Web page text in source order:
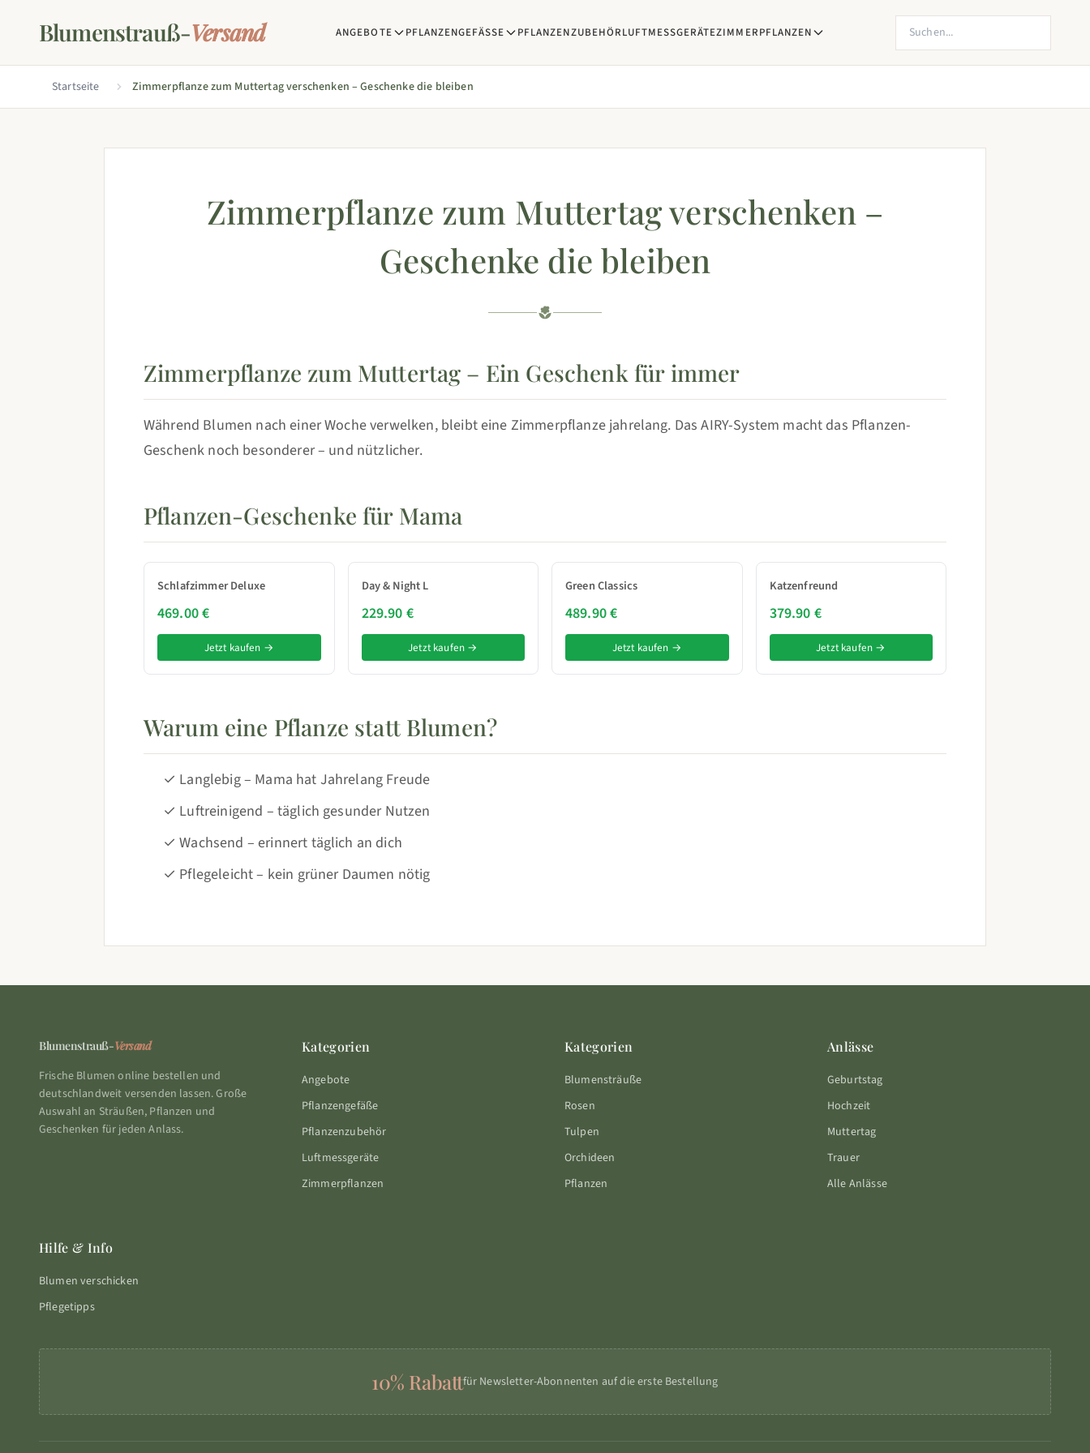
Blumenstrauß-Versand ANGEBOTE PFLANZENGEFÄSSE PFLANZENZUBEHÖRLUFTMESSGERÄTEZIMMERPFLANZEN Produkte suchen
Startseite Zimmerpflanze zum Muttertag verschenken – Geschenke die bleiben
Zimmerpflanze zum Muttertag verschenken –
Geschenke die bleiben
Zimmerpflanze zum Muttertag – Ein Geschenk für immer
Während Blumen nach einer Woche verwelken, bleibt eine Zimmerpflanze jahrelang. Das AIRY-System macht das Pflanzen-
Geschenk noch besonderer – und nützlicher.
Pflanzen-Geschenke für Mama
Schlafzimmer Deluxe
469.00 €
Jetzt kaufen →
Day & Night L
229.90 €
Jetzt kaufen →
Green Classics
489.90 €
Jetzt kaufen →
Katzenfreund
379.90 €
Jetzt kaufen →
Warum eine Pflanze statt Blumen?
✓ Langlebig – Mama hat Jahrelang Freude
✓ Luftreinigend – täglich gesunder Nutzen
✓ Wachsend – erinnert täglich an dich
✓ Pflegeleicht – kein grüner Daumen nötig
Blumenstrauß-Versand
Frische Blumen online bestellen und
deutschlandweit versenden lassen. Große
Auswahl an Sträußen, Pflanzen und
Geschenken für jeden Anlass.
Kategorien
Angebote
Pflanzengefäße
Pflanzenzubehör
Luftmessgeräte
Zimmerpflanzen
Kategorien
Blumensträuße
Rosen
Tulpen
Orchideen
Pflanzen
Anlässe
Geburtstag
Hochzeit
Muttertag
Trauer
Alle Anlässe
Hilfe & Info
Blumen verschicken
Pflegetipps
10% Rabattfür Newsletter-Abonnenten auf die erste Bestellung